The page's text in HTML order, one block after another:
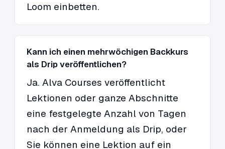
Loom einbetten.
Kann ich einen mehrwöchigen Backkurs
als Drip veröffentlichen?
Ja. Alva Courses veröffentlicht
Lektionen oder ganze Abschnitte
eine festgelegte Anzahl von Tagen
nach der Anmeldung als Drip, oder
Sie können eine Lektion auf ein